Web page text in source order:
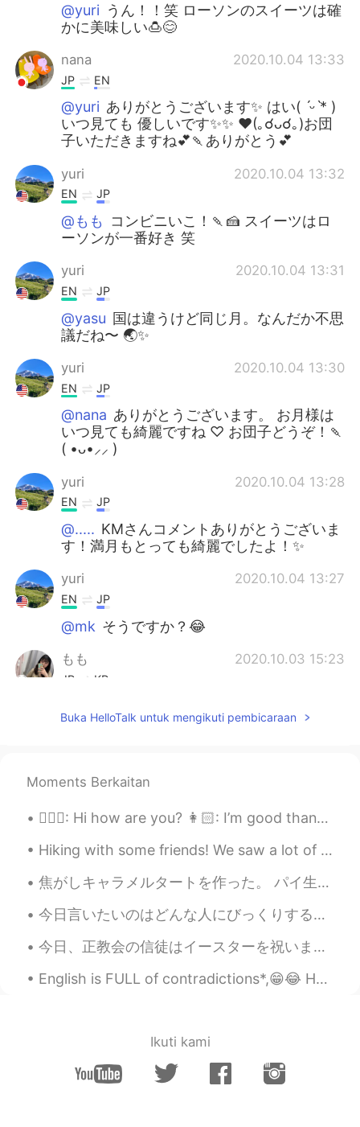
@yuri うん！！笑 ローソンのスイーツは確
かに美味しい🍮😊
nana 2020.10.04 13:33
JP EN
@yuri ありがとうございます✨ はい( ˊᵕˋ* )
いつ見ても 優しいです✨✨ ❤︎(｡☌︎ᴗ☌︎｡)お団
子いただきますね💕🍡ありがとう💕
yuri 2020.10.04 13:32
EN JP
@もも
コンビニいこ！🍡🍰 スイーツはロ
ーソンが一番好き 笑
yuri 2020.10.04 13:31
EN JP
@yasu 国は違うけど同じ月。なんだか不思
議だね〜 🌏✨
yuri 2020.10.04 13:30
EN JP
@nana ありがとうございます。 お月様は
いつ見ても綺麗ですね ♡ お団子どうぞ！🍡
( •ᴗ•⸝⸝ )
yuri 2020.10.04 13:28
EN JP
@..... KMさんコメントありがとうございま
す！満月もとっても綺麗でしたよ！✨
yuri 2020.10.04 13:27
EN JP
@mk そうですか？😂
もも 2020.10.03 15:23
JP KR
かわいいし、美味しそうだし、綺麗だね！
ね✨笑
nana 2020.10.03 10:25
JP
子みたいです✨✨✨ 日本は中秋の名月を過
しんでいます✨✨ 私も お団子 食べたい( '∀︎'
I didn't celebrate the Autumnal Equinox.
😅 満月は綺麗でしたか？☺️
Buka HelloTalk untuk mengikuti pembicaraan
Moments Berkaitan
👱🏻‍♀️: Hi how are you? 👩🏻: I’m good thanks and how are you? 👱🏻‍♀️: I’m good thank you! Here a...
Hiking with some friends! We saw a lot of wild deer. They were so pretty.. My friend's husky is s...
焦がしキャラメルタートを作った。 パイ生地は非常にベタベタで扱いにくかった。レシピでもおかしいのかなくらい思った。 で、フィリングを入れて第二焼きでパイの壁が崩壊して中身が流れ出した！予想外...
今日言いたいのはどんな人にびっくりするかもしれませんが、僕は自分のアイデンティティを受け入れてくれる友達ができたいのです。ゲイです。隠すのが息苦しいから自由に息をしたいと思います。 ☺️☺️☺️...
今日、正教会の信徒はイースターを祝います☦️クリーチという特別な甘いパンを作りました。クリーチの飾りは一番面白い部分です😋人は正教会のイースターが好きです✨この日の後、天気が良くなると人は信じて...
English is FULL of contradictions*,😁😂 Here are some funny ones:😅🥰 *1) Found Missing* *2) Open...
Ikuti kami